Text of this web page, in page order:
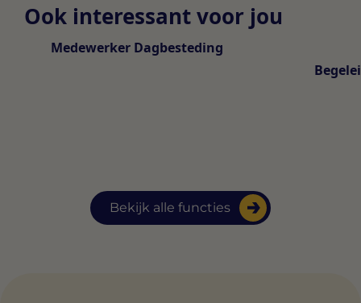
Ook interessant voor jou
Bekijk alle functies
Medewerker Dagbesteding